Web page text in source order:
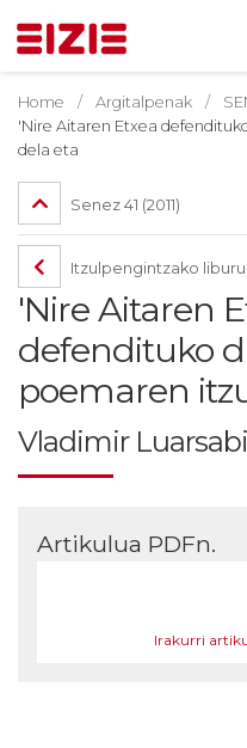
Home Argitalpenak
'Nire Aitaren Etxea
dela eta
Senez 41 (2011)
Itzulpengintzako
'Nire Aitaren
defendituko
poemaren
Vladimir
Artikulua PDFn.
Irakurri